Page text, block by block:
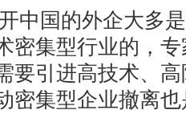
中国的外企大多
密集型行业的，
要引进高技术、
密集型企业撤离